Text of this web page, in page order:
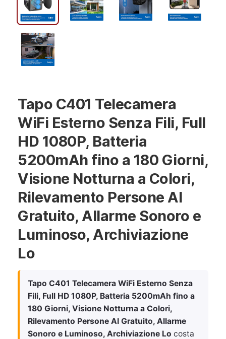
Tapo C401 Telecamera
WiFi Esterno Senza Fili, Full
HD 1080P, Batteria
5200mAh fino a 180 Giorni,
Visione Notturna a Colori,
Rilevamento Persone AI
Gratuito, Allarme Sonoro e
Luminoso, Archiviazione
Lo
Tapo C401 Telecamera WiFi Esterno Senza
Fili, Full HD 1080P, Batteria 5200mAh fino a
180 Giorni, Visione Notturna a Colori,
Rilevamento Persone AI Gratuito, Allarme
Sonoro e Luminoso, Archiviazione Lo costa